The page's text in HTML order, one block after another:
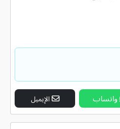
واتساب الإيميل